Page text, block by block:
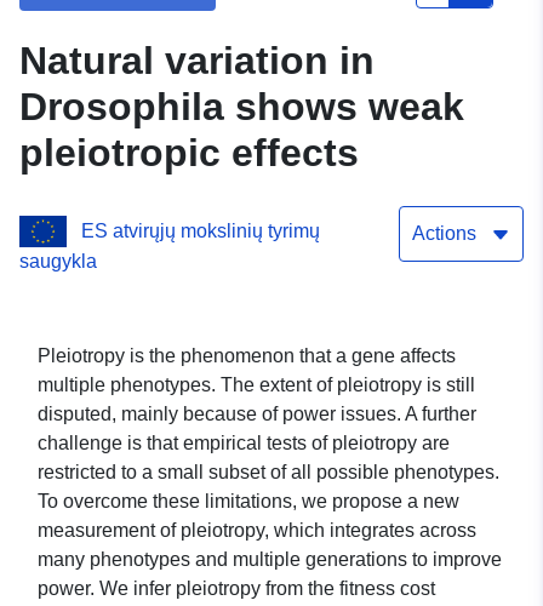
Natural variation in
Drosophila shows weak
pleiotropic effects
ES atvirųjų mokslinių tyrimų
saugykla
Actions
Pleiotropy is the phenomenon that a gene affects
multiple phenotypes. The extent of pleiotropy is still
disputed, mainly because of power issues. A further
challenge is that empirical tests of pleiotropy are
restricted to a small subset of all possible phenotypes.
To overcome these limitations, we propose a new
measurement of pleiotropy, which integrates across
many phenotypes and multiple generations to improve
power. We infer pleiotropy from the fitness cost